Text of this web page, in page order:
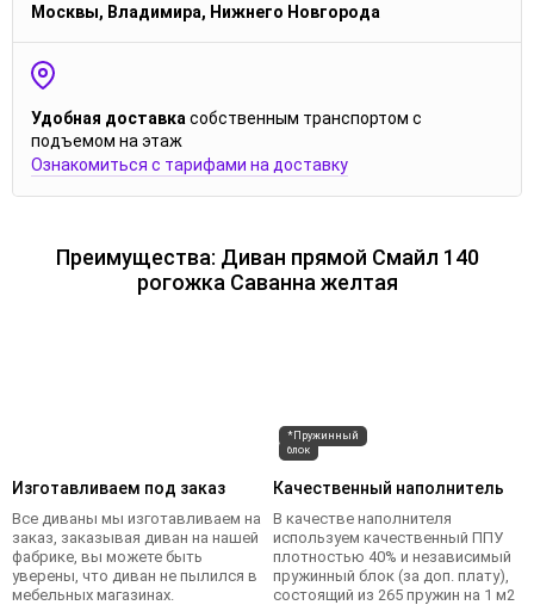
Москвы, Владимира, Нижнего Новгорода
Удобная доставка собственным транспортом с
подъемом на этаж
Ознакомиться с тарифами на доставку
Преимущества: Диван прямой Смайл 140
рогожка Саванна желтая
Изготавливаем под заказ
Все диваны мы изготавливаем на
заказ, заказывая диван на нашей
фабрике, вы можете быть
уверены, что диван не пылился в
мебельных магазинах.
*Пружинный
блок
Качественный наполнитель
В качестве наполнителя
используем качественный ППУ
плотностью 40% и независимый
пружинный блок (за доп. плату),
состоящий из 265 пружин на 1 м2